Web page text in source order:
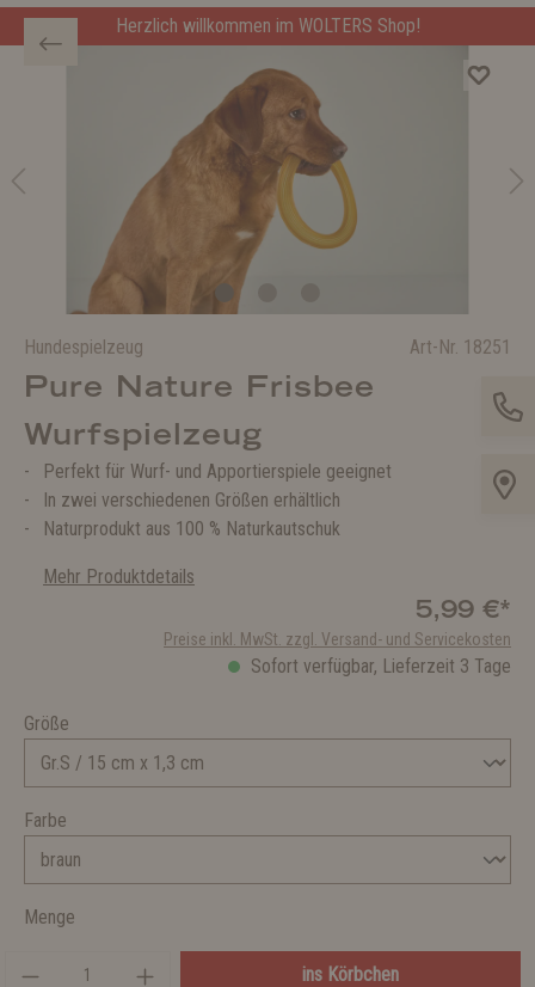
Herzlich willkommen im WOLTERS Shop!
Hundespielzeug Art-Nr. 18251
Pure Nature Frisbee
Wurfspielzeug
Perfekt für Wurf- und Apportierspiele geeignet
In zwei verschiedenen Größen erhältlich
Naturprodukt aus 100 % Naturkautschuk
Mehr Produktdetails
5,99 €*
Preise inkl. MwSt. zzgl. Versand- und Servicekosten
Sofort verfügbar, Lieferzeit 3 Tage
Größe
Farbe
Menge
ins Körbchen